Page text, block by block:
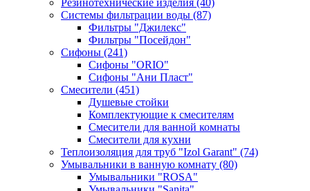
Резинотехнические изделия (40)
Системы фильтрации воды (87)
Фильтры "Джилекс"
Фильтры "Посейдон"
Сифоны (241)
Сифоны "ORIO"
Сифоны "Ани Пласт"
Смесители (451)
Душевые стойки
Комплектующие к смесителям
Смесители для ванной комнаты
Смесители для кухни
Теплоизоляция для труб "Izol Garant" (74)
Умывальники в ванную комнату (80)
Умывальники "ROSA"